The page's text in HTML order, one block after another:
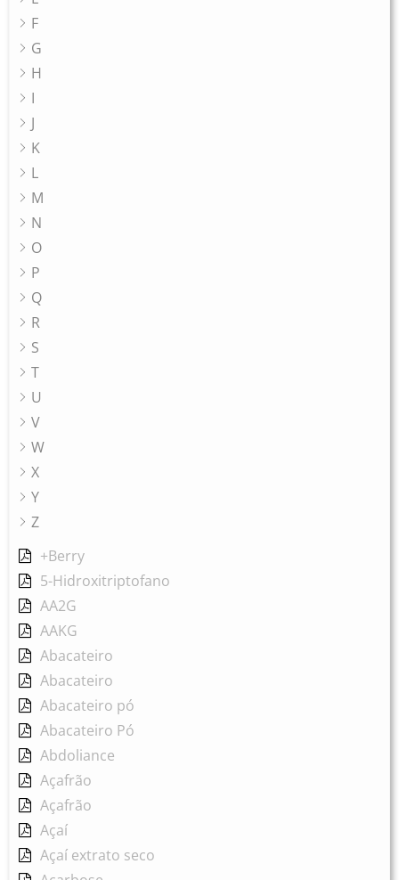
F
G
H
I
J
K
L
M
N
O
P
Q
R
S
T
U
V
W
X
Y
Z
+Berry
5-Hidroxitriptofano
AA2G
AAKG
Abacateiro
Abacateiro
Abacateiro pó
Abacateiro Pó
Abdoliance
Açafrão
Açafrão
Açaí
Açaí extrato seco